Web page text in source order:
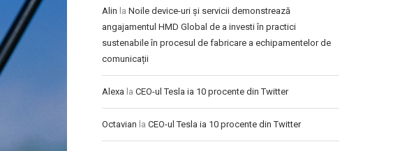
Alin la Noile device-uri și servicii demonstrează
angajamentul HMD Global de a investi în practici
sustenabile în procesul de fabricare a echipamentelor de
comunicații
Alexa la CEO-ul Tesla ia 10 procente din Twitter
Octavian la CEO-ul Tesla ia 10 procente din Twitter